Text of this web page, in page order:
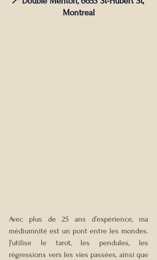
Montreal
Avec plus de 25 ans d’expérience, ma
médiumnité est un pont entre les mondes.
J’utilise le tarot, les pendules, les
régressions vers les vies passées, ainsi que